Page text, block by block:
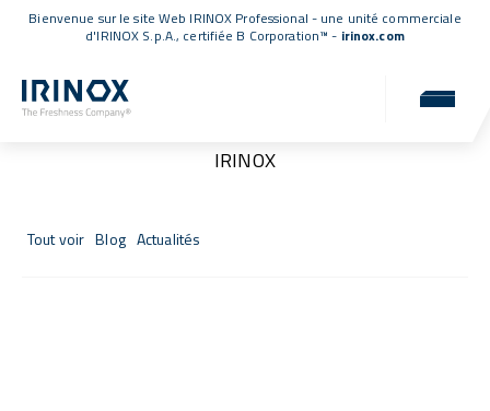
Bienvenue sur le site Web IRINOX Professional - une unité commerciale
d'IRINOX S.p.A., certifiée B Corporation™ - irinox.com
Actualités et événements
IRINOX
Tout voir Blog Actualités